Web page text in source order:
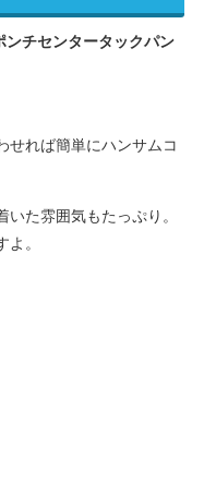
ンチセンタータックパン
せれば簡単にハンサムコ
た雰囲気もたっぷり。
。